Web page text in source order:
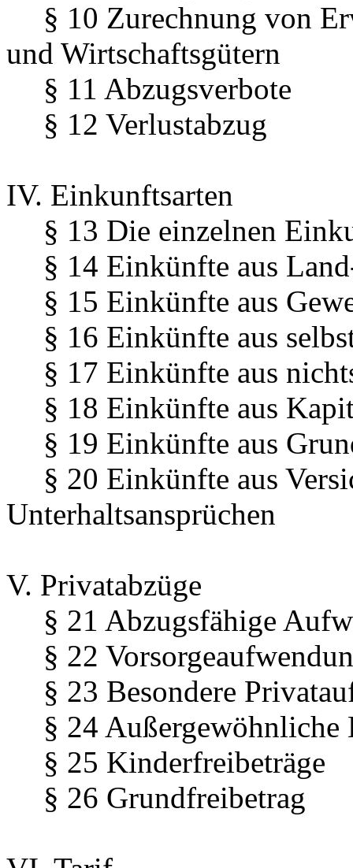
§ 10 Zurechnung von
und Wirtschaftsgütern
§ 11 Abzugsverbote
§ 12 Verlustabzug
IV. Einkunftsarten
§ 13 Die einzelnen
§ 14 Einkünfte aus
§ 15 Einkünfte aus
§ 16 Einkünfte aus
§ 17 Einkünfte aus
§ 18 Einkünfte aus
§ 19 Einkünfte aus
§ 20 Einkünfte aus
Unterhaltsansprüchen
V. Privatabzüge
§ 21 Abzugsfähige
§ 22
§ 23 Besondere
§ 24 Außergewöhnliche
§ 25 Kinderfreibeträge
§ 26 Grundfreibetrag